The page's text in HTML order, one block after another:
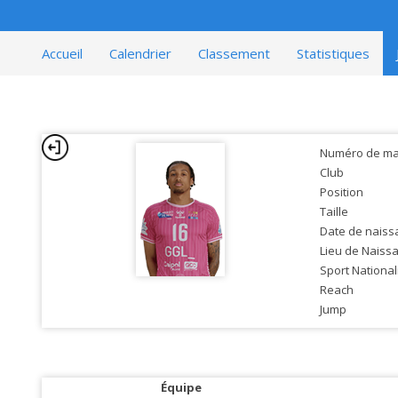
Accueil Calendrier Classement Statistiques
Numéro de
Club
Position
Taille
Date de
Lieu de
Sport
Reach
Jump
Équipe